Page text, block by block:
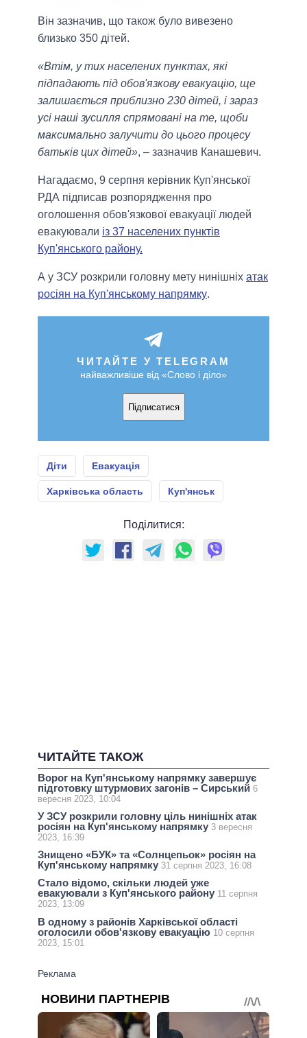
Він зазначив, що також було вивезено
близько 350 дітей.
«Втім, у тих населених пунктах, які
підпадають під обов'язкову евакуацію, ще
залишається приблизно 230 дітей, і зараз
усі наші зусилля спрямовані на те, щоби
максимально залучити до цього процесу
батьків цих дітей», – зазначив Канашевич.
Нагадаємо, 9 серпня керівник Куп'янської
РДА підписав розпорядження про
оголошення обов'язкової евакуації людей
евакуювали із 37 населених пунктів
Куп'янського району.
А у ЗСУ розкрили головну мету нинішніх атак
росіян на Куп'янському напрямку.
ЧИТАЙТЕ У TELEGRAM
найважливіше від «Слово і діло»
Підписатися
Діти Евакуація
Харківська область Куп'янськ
Поділитися:
ЧИТАЙТЕ ТАКОЖ
Ворог на Куп'янському напрямку завершує
підготовку штурмових загонів – Сирський 6
вересня 2023, 10:04
У ЗСУ розкрили головну ціль нинішніх атак
росіян на Куп'янському напрямку 3 вересня
2023, 16:39
Знищено «БУК» та «Солнцепьок» росіян на
Куп'янському напрямку 31 серпня 2023, 16:08
Стало відомо, скільки людей уже
евакуювали з Куп'янського району 11 серпня
2023, 13:09
В одному з районів Харківської області
оголосили обов'язкову евакуацію 10 серпня
2023, 15:01